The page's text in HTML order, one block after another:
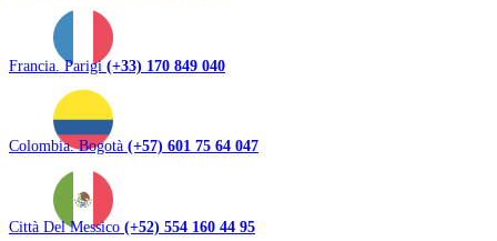
Francia. Parigi(+33) 170 849 040
Colombia. Bogotà (+57) 601 75 64 047
Città Del Messico (+52) 554 160 44 95